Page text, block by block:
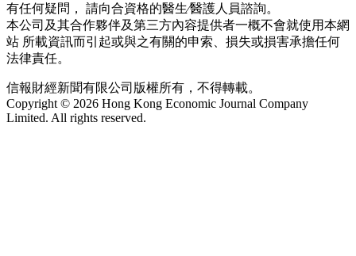
有任何疑問， 請向合資格的醫生∕醫護人員諮詢。
本公司及其合作夥伴及第三方內容提供者一概不會就使用本網
站 所載資訊而引起或與之有關的申索、損失或損害承擔任何
法律責任。
信報財經新聞有限公司版權所有，不得轉載。
Copyright © 2026 Hong Kong Economic Journal Company
Limited. All rights reserved.